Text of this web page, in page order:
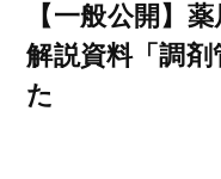
【一般公開】
解説資料「調
た